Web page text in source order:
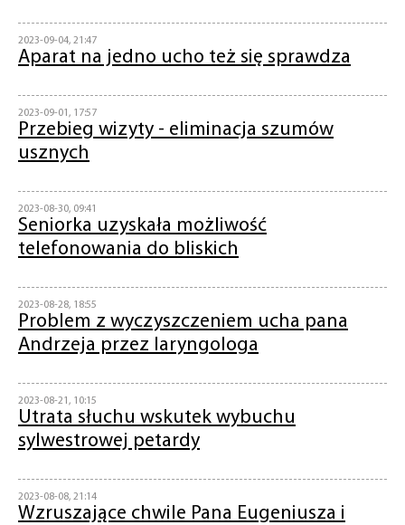
2023-09-04, 21:47
Aparat na jedno ucho też się sprawdza
2023-09-01, 17:57
Przebieg wizyty - eliminacja szumów
usznych
2023-08-30, 09:41
Seniorka uzyskała możliwość
telefonowania do bliskich
2023-08-28, 18:55
Problem z wyczyszczeniem ucha pana
Andrzeja przez laryngologa
2023-08-21, 10:15
Utrata słuchu wskutek wybuchu
sylwestrowej petardy
2023-08-08, 21:14
Wzruszające chwile Pana Eugeniusza i